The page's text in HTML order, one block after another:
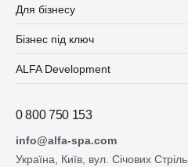
Ми чекаємо на вас в офісі
Київ, Січових Стрільців 26Б,
Для бізнесу
Бізнес під ключ
ALFA Development
0 800 750 153
info@alfa-spa.com
Україна, Київ, вул. Січових